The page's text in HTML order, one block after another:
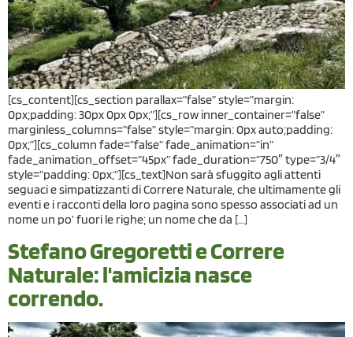
[cs_content][cs_section parallax=”false” style=”margin:
0px;padding: 30px 0px 0px;”][cs_row inner_container=”false”
marginless_columns=”false” style=”margin: 0px auto;padding:
0px;”][cs_column fade=”false” fade_animation=”in”
fade_animation_offset=”45px” fade_duration=”750″ type=”3/4″
style=”padding: 0px;”][cs_text]Non sarà sfuggito agli attenti
seguaci e simpatizzanti di Correre Naturale, che ultimamente gli
eventi e i racconti della loro pagina sono spesso associati ad un
nome un po’ fuori le righe; un nome che da […]
Stefano Gregoretti e Correre
Naturale: l'amicizia nasce
correndo.